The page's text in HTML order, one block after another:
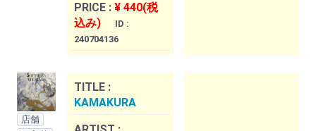
PRICE : ¥ 440(税
込み)
ID :
240704136
店舗
TITLE :
KAMAKURA